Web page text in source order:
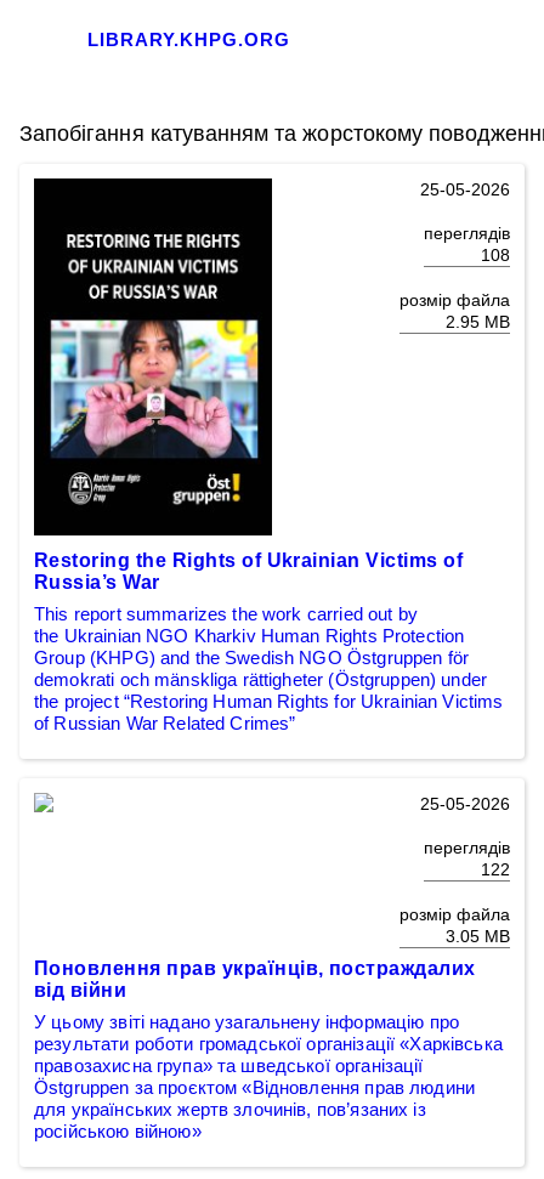
LIBRARY.KHPG.ORG
Запобігання катуванням та жорстокому
25-05-2026
переглядів
108
розмір файла
2.95 MB
Restoring the Rights of Ukrainian Victims of
Russia’s War
This report summarizes the work carried out by
the Ukrainian NGO Kharkiv Human Rights Protection
Group (KHPG) and the Swedish NGO Östgruppen för
demokrati och mänskliga rättigheter (Östgruppen) under
the project “Restoring Human Rights for Ukrainian Victims
of Russian War Related Crimes”
25-05-2026
переглядів
122
розмір файла
3.05 MB
Поновлення прав українців, постраждалих
від війни
У цьому звіті надано узагальнену інформацію про
результати роботи громадської організації «Харківська
правозахисна група» та шведської організації
Östgruppen за проєктом «Відновлення прав людини
для українських жертв злочинів, пов’язаних із
російською війною»